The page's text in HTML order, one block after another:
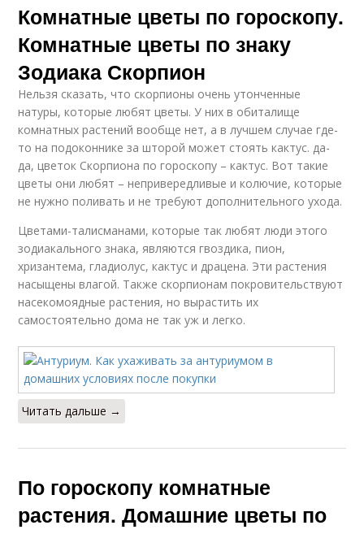
Комнатные цветы по гороскопу.
Комнатные цветы по знаку
Зодиака Скорпион
Нельзя сказать, что скорпионы очень утонченные
натуры, которые любят цветы. У них в обиталище
комнатных растений вообще нет, а в лучшем случае где-
то на подоконнике за шторой может стоять кактус. да-
да, цветок Скорпиона по гороскопу – кактус. Вот такие
цветы они любят – непривередливые и колючие, которые
не нужно поливать и не требуют дополнительного ухода.
Цветами-талисманами, которые так любят люди этого
зодиакального знака, являются гвоздика, пион,
хризантема, гладиолус, кактус и драцена. Эти растения
насыщены влагой. Также скорпионам покровительствуют
насекомоядные растения, но вырастить их
самостоятельно дома не так уж и легко.
Читать дальше →
По гороскопу комнатные
растения. Домашние цветы по